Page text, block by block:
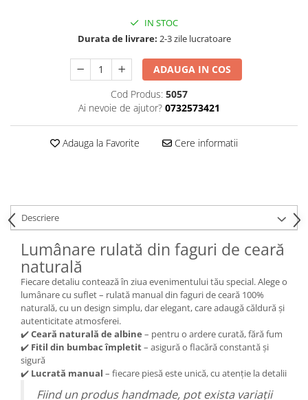
IN STOC
Durata de livrare: 2-3 zile lucratoare
ADAUGA IN COS
Cod Produs: 5057
Ai nevoie de ajutor? 0732573421
Adauga la Favorite Cere informatii
Descriere
Lumânare rulată din faguri de ceară
naturală
Fiecare detaliu contează în ziua evenimentului tău special. Alege o
lumânare cu suflet – rulată manual din faguri de ceară 100%
naturală, cu un design simplu, dar elegant, care adaugă căldură și
autenticitate atmosferei.
✔️Ceară naturală de albine – pentru o ardere curată, fără fum
✔️ Fitil din bumbac împletit– asigură o flacără constantă și
sigură
✔️ Lucrată manual – fiecare piesă este unică, cu atenție la detalii
Fiind un produs handmade, pot exista variații